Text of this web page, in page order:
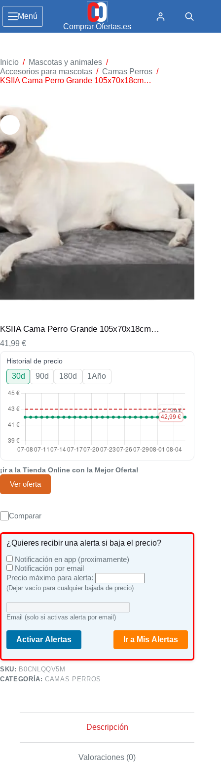
Menú
Comprar Ofertas.es
Inicio / Mascotas y animales /
Accesorios para mascotas / Camas Perros /
KSIIA Cama Perro Grande 105x70x18cm…
KSIIA Cama Perro Grande 105x70x18cm…
41,99 €
Historial de precio
30d 90d 180d 1Año
¡ir a la Tienda Online con la Mejor Oferta!
Ver oferta
Comparar
¿Quieres recibir una alerta si baja el precio?
Notificación en app (proximamente)
Notificación por email
Precio máximo para alerta:
(Dejar vacío para cualquier bajada de precio)
Email (solo si activas alerta por email)
Activar Alertas Ir a Mis Alertas
SKU: B0CNLQQV5M
CATEGORÍA:CAMAS PERROS
Descripción
Valoraciones (0)